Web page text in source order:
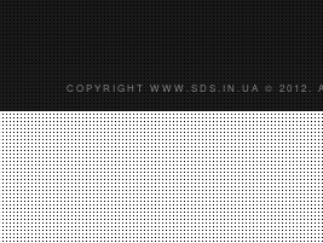
COPYRIGHT WWW.SDS.IN.UA © 2012.